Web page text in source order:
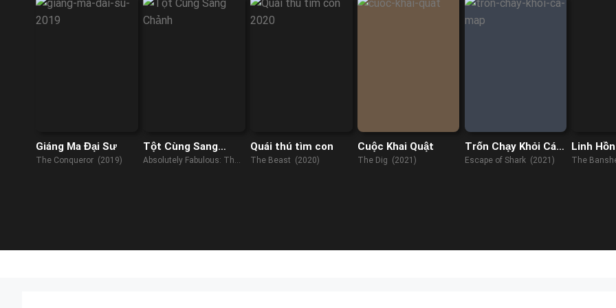
Giáng Ma Đại Sư
The Conqueror (2019)
Tột Cùng Sang
Chảnh
Absolutely Fabulous: The
Quái thú tìm con
The Beast (2020)
Cuộc Khai Quật
The Dig (2021)
Trốn Chạy Khỏi Cá
Mập
Escape of Shark (2021)
Linh
Đảo
The